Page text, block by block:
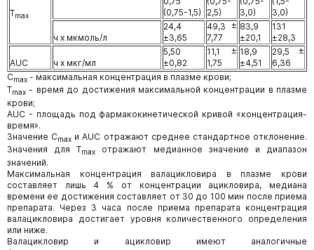
Тmах
(0,75-1,5)
2,5)
3,0)
3,0)
ч х мкмоль/л
24,4
±3,65
49,3 ±
7,77
83,9
±20,1
131
±28,3
AUC ч х мкг/мл
5,50
±0,82
11,1 ±
1,75
18,9
±4,51
29,5 ±
6,36
Сmах - максимальная концентрация в плазме крови;
Тmax - время до достижения максимальной концентрации в плазме
крови;
AUC - площадь под фармакокинетической кривой «концентрация-
время».
Значение Сmах и AUC отражают среднее стандартное отклонение.
Значения для Тmах
отражают медианное значение и диапазон
значений.
Максимальная концентрация валацикловира в плазме крови
составляет лишь 4 % от концентрации ацикловира, медиана
времени ее достижения составляет от 30 до 100 мин после приема
препарата. Через 3 часа после приема препарата концентрация
валацикловира достигает уровня количественного определения
или ниже.
Валацикловир и ацикловир имеют аналогичные